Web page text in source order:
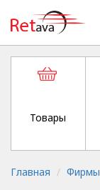
Товары
Главная Фирмы